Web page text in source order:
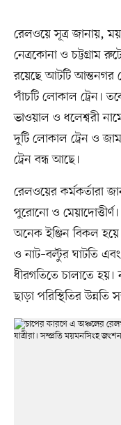
রেলওয়ে সূত্র জানায়,
নেত্রকোনা ও চট্টগ্রাম
রয়েছে আটটি আন্তনগর
পাঁচটি লোকাল ট্রেন।
ভাওয়াল ও ধলেশ্বরী
দুটি লোকাল ট্রেন ও
ট্রেন বন্ধ আছে।
রেলওয়ের কর্মকর্তারা
পুরোনো ও
অনেক ইঞ্জিন বিকল
ও নাট–বল্টুর ঘাটতি
ধীরগতিতে চালাতে
ছাড়া পরিস্থিতির উন্নতি